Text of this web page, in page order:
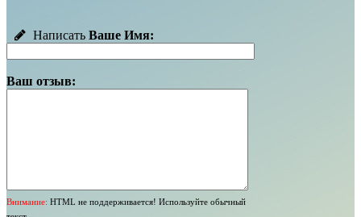
Написать Ваше Имя:
Ваш отзыв:
Внимание: HTML не поддерживается! Используйте обычный